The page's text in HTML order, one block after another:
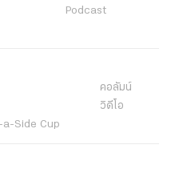
Podcast
คอลัมน์
วิดีโอ
a-Side Cup